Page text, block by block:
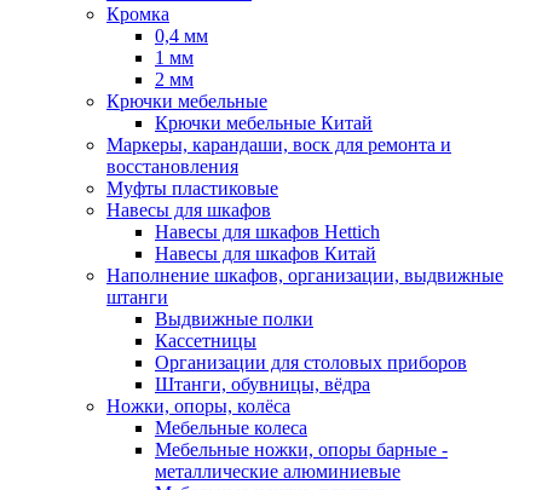
Кромка
0,4 мм
1 мм
2 мм
Крючки мебельные
Крючки мебельные Китай
Маркеры, карандаши, воск для ремонта и
восстановления
Муфты пластиковые
Навесы для шкафов
Навесы для шкафов Hettich
Навесы для шкафов Китай
Наполнение шкафов, организации, выдвижные
штанги
Выдвижные полки
Кассетницы
Организации для столовых приборов
Штанги, обувницы, вёдра
Ножки, опоры, колёса
Мебельные колеса
Мебельные ножки, опоры барные -
металлические алюминиевые